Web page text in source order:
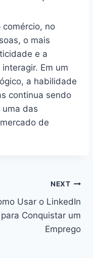
comércio, no
o mais
e a
Em um
a habilidade
continua sendo
das
de
NEXT
Usar o LinkedIn
para Conquistar um
Emprego